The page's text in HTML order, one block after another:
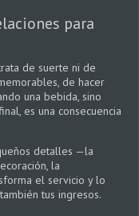
para
de suerte ni de
de hacer
una bebida, sino
es una consecuencia
detalles —la
la
el servicio y lo
tus ingresos.